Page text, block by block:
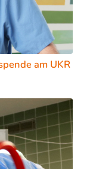
am UKR